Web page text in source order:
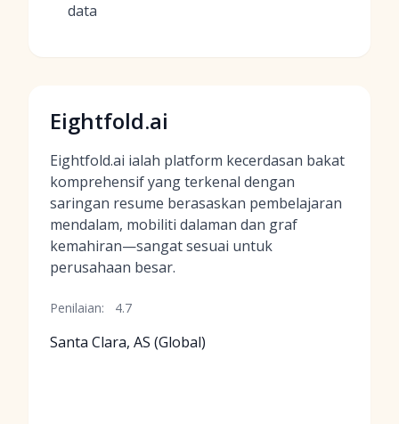
data
Eightfold.ai
Eightfold.ai ialah platform kecerdasan bakat
komprehensif yang terkenal dengan
saringan resume berasaskan pembelajaran
mendalam, mobiliti dalaman dan graf
kemahiran—sangat sesuai untuk
perusahaan besar.
Penilaian: 4.7
Santa Clara, AS (Global)